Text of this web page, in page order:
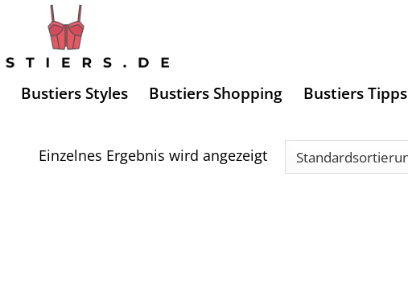
Bustiers Styles Bustiers Shopping Bustiers Tipps
Einzelnes Ergebnis wird angezeigt